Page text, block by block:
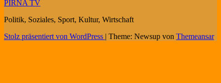
PIRNA TV
Politik, Soziales, Sport, Kultur, Wirtschaft
Stolz präsentiert von WordPress | Theme: Newsup von Themeansar